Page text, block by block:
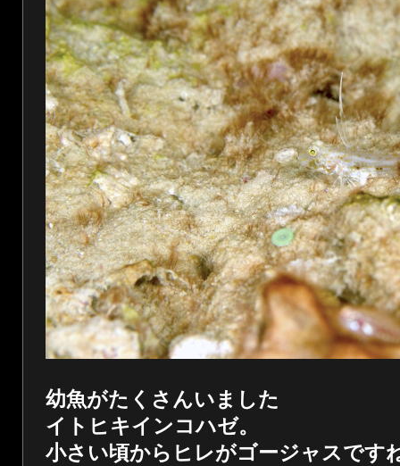
幼魚がたくさんいました
イトヒキインコハゼ。
小さい頃からヒレがゴージャスです